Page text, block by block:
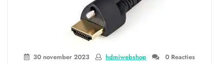
30 november 2023 hdmiwebshop 0 Reacties